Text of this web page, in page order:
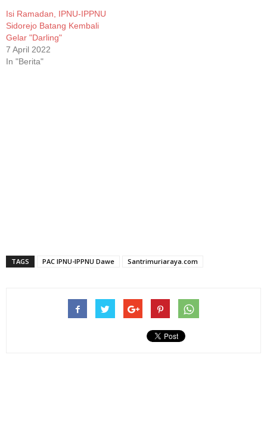
Isi Ramadan, IPNU-IPPNU
Sidorejo Batang Kembali
Gelar "Darling"
7 April 2022
In "Berita"
TAGS PAC IPNU-IPPNU Dawe Santrimuriaraya.com